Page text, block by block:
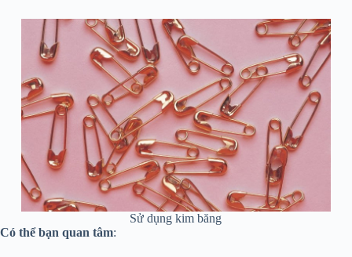
Sử dụng kim băng
Có thể bạn quan tâm: